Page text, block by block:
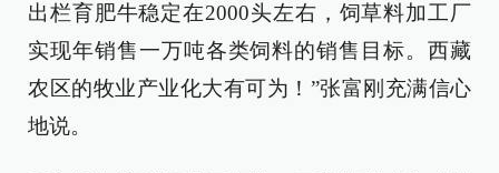
出栏育肥牛稳定在2000头左右，饲草料加工厂
实现年销售一万吨各类饲料的销售目标。西藏
农区的牧业产业化大有可为！”张富刚充满信心
地说。